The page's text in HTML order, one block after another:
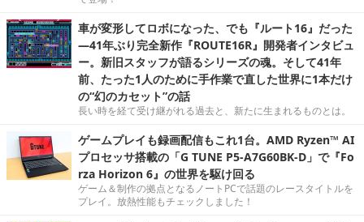
車が変形してロボになった、でも『ルート16』だった
―41年ぶり完全新作『ROUTE16R』開発者インタビュ
ー。新旧スタッフが語るシリーズの魂。そして41年
前、たった1人のために手作業で直した世界に1本だけ
の“幻のカセット”の話
長い時を経て受け継がれる過去と、新たに生まれるものとは。
ゲームプレイも録画配信もこれ1台。AMD Ryzen™ AI
プロセッサ搭載の「G TUNE P5-A7G60BK-D」で『Fo
rza Horizon 6』の世界を駆け回る
ゲーム＆制作の拠点となるノートPCで話題のレースタイトルを
プレイ。放熱性能もチェックしました！